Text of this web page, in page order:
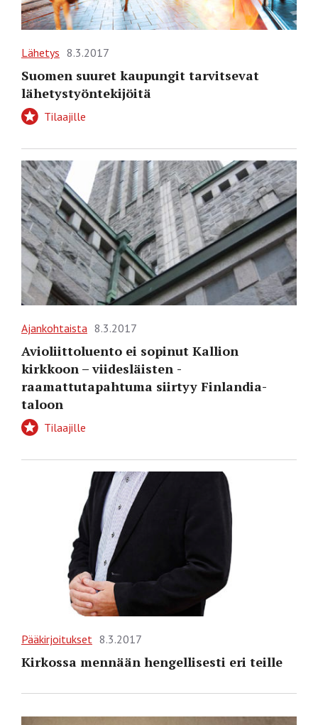
Lähetys 8.3.2017
Suomen suuret kaupungit tarvitsevat
lähetystyöntekijöitä
Tilaajille
Ajankohtaista 8.3.2017
Avioliittoluento ei sopinut Kallion
kirkkoon – viidesläisten ­
raamattutapahtuma siirtyy Finlandia-
taloon
Tilaajille
Pääkirjoitukset 8.3.2017
Kirkossa mennään hengellisesti eri teille